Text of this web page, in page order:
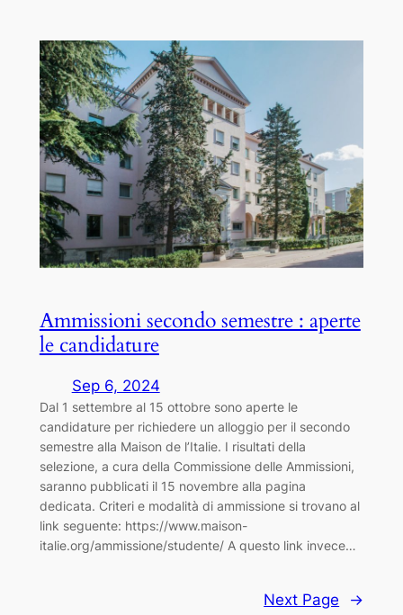
Ammissioni secondo semestre : aperte
le candidature
Sep 6, 2024
Dal 1 settembre al 15 ottobre sono aperte le
candidature per richiedere un alloggio per il secondo
semestre alla Maison de l’Italie. I risultati della
selezione, a cura della Commissione delle Ammissioni,
saranno pubblicati il 15 novembre alla pagina
dedicata. Criteri e modalità di ammissione si trovano al
link seguente: https://www.maison-
italie.org/ammissione/studente/ A questo link invece…
Next Page →